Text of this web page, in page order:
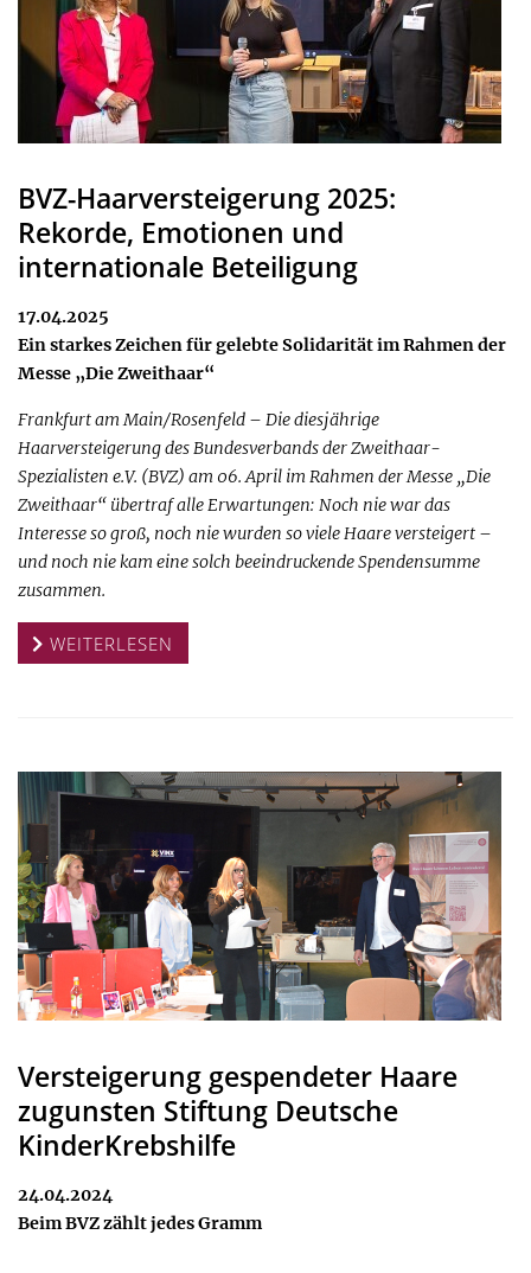
BVZ-Haarversteigerung 2025:
Rekorde, Emotionen und
internationale Beteiligung
17.04.2025
Ein starkes Zeichen für gelebte Solidarität im Rahmen der
Messe „Die Zweithaar“
Frankfurt am Main/Rosenfeld – Die diesjährige
Haarversteigerung des Bundesverbands der Zweithaar-
Spezialisten e.V. (BVZ) am 06. April im Rahmen der Messe „Die
Zweithaar“ übertraf alle Erwartungen: Noch nie war das
Interesse so groß, noch nie wurden so viele Haare versteigert –
und noch nie kam eine solch beeindruckende Spendensumme
zusammen.
WEITERLESEN
Versteigerung gespendeter Haare
zugunsten Stiftung Deutsche
KinderKrebshilfe
24.04.2024
Beim BVZ zählt jedes Gramm